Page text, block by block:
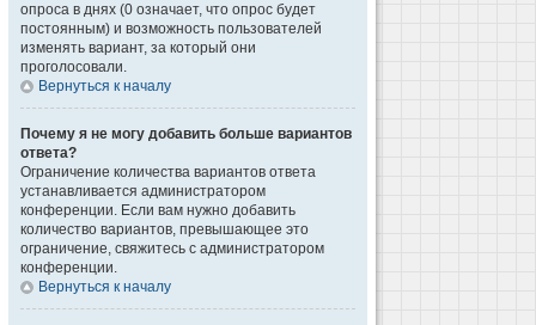
опроса в днях (0 означает, что опрос будет
постоянным) и возможность пользователей
изменять вариант, за который они
проголосовали.
Вернуться к началу
Почему я не могу добавить больше вариантов
ответа?
Ограничение количества вариантов ответа
устанавливается администратором
конференции. Если вам нужно добавить
количество вариантов, превышающее это
ограничение, свяжитесь с администратором
конференции.
Вернуться к началу